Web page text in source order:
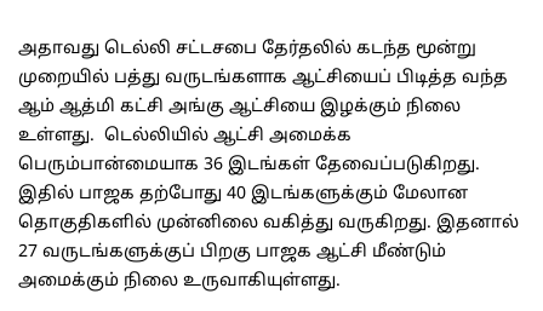
அதாவது டெல்லி சட்டசபை தேர்தலில் கடந்த மூன்று
முறையில் பத்து வருடங்களாக ஆட்சியைப் பிடித்த வந்த
ஆம் ஆத்மி கட்சி அங்கு ஆட்சியை இழக்கும் நிலை
உள்ளது. டெல்லியில் ஆட்சி அமைக்க
பெரும்பான்மையாக 36 இடங்கள் தேவைப்படுகிறது.
இதில் பாஜக தற்போது 40 இடங்களுக்கும் மேலான
தொகுதிகளில் முன்னிலை வகித்து வருகிறது. இதனால்
27 வருடங்களுக்குப் பிறகு பாஜக ஆட்சி மீண்டும்
அமைக்கும் நிலை உருவாகியுள்ளது.